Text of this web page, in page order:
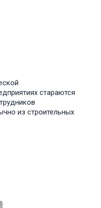
стараются
из строительных